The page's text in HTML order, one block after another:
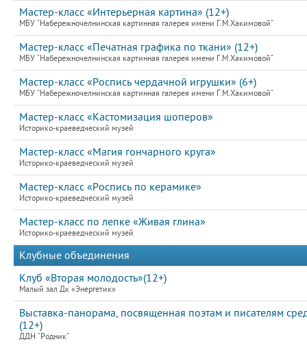
Мастер-класс «Интерьерная картина» (12+)
МБУ "Набережночелнинская картинная галерея имени Г.М.Хакимовой"
Мастер-класс «Печатная графика по ткани» (12+)
МБУ "Набережночелнинская картинная галерея имени Г.М.Хакимовой"
Мастер-класс «Роспись чердачной игрушки» (6+)
МБУ "Набережночелнинская картинная галерея имени Г.М.Хакимовой"
Мастер-класс «Кастомизация шоперов»
Историко-краеведческий музей
Мастер-класс «Магия гончарного круга»
Историко-краеведческий музей
Мастер-класс «Роспись по керамике»
Историко-краеведческий музей
Мастер-класс по лепке «Живая глина»
Историко-краеведческий музей
Клубные объединения
Клуб «Вторая молодость»(12+)
Малый зал Дк «Энергетик»
Выставка-панорама, посвященная поэтам и писателям
(12+)
ДДН "Родник"